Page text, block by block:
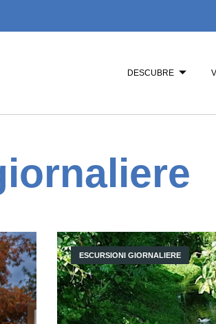
DESCUBRE
ESCURSIONI GIORNALIERE